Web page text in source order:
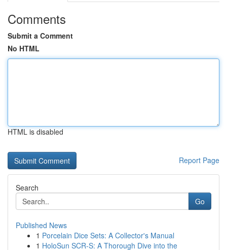
Comments
Submit a Comment
No HTML
HTML is disabled
Report Page
Search
Go
Published News
1 Porcelain Dice Sets: A Collector's Manual
1 HoloSun SCR-S: A Thorough Dive into the